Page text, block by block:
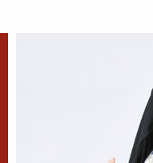
pe vremea
luptătorul
al